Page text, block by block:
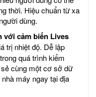
thời. Hiệu chuẩn từ xa
dùng.
với cảm biến Lives
trị nhiệt độ. Dễ lập
quá trình kiểm
cùng một cơ sở dữ
máy ngay tại địa